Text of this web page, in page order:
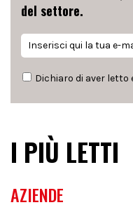
del settore.
Dichiaro di aver letto
I PIÙ LETTI
AZIENDE